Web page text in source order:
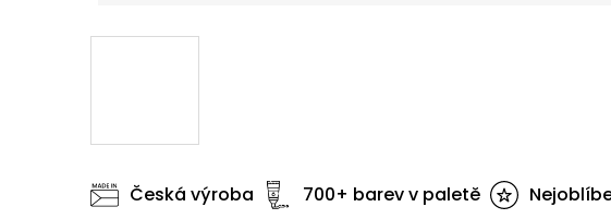
Česká výroba 700+ barev v paletě